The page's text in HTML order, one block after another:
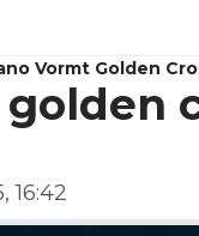
Vormt Golden
16:42